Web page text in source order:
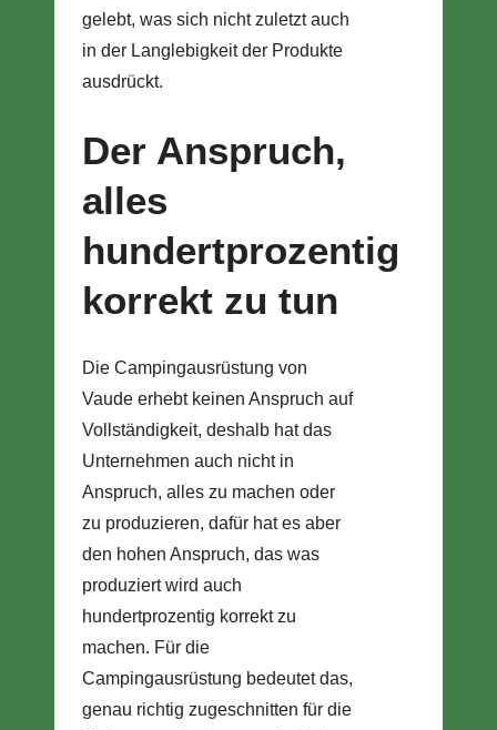
gelebt, was sich nicht zuletzt auch
in der Langlebigkeit der Produkte
ausdrückt.
Der Anspruch,
alles
hundertprozentig
korrekt zu tun
Die Campingausrüstung von
Vaude erhebt keinen Anspruch auf
Vollständigkeit, deshalb hat das
Unternehmen auch nicht in
Anspruch, alles zu machen oder
zu produzieren, dafür hat es aber
den hohen Anspruch, das was
produziert wird auch
hundertprozentig korrekt zu
machen. Für die
Campingausrüstung bedeutet das,
genau richtig zugeschnitten für die